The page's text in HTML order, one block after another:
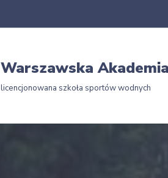
Warszawska
licencjonowana szkoła sportów wodnych